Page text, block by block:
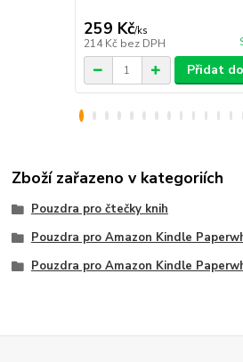
259 Kč/ks
214 Kč bez DPH
Přidat
Zboží zařazeno v kategoriích
Pouzdra pro čtečky knih
Pouzdra pro Amazon Kindle
Pouzdra pro Amazon Kindle